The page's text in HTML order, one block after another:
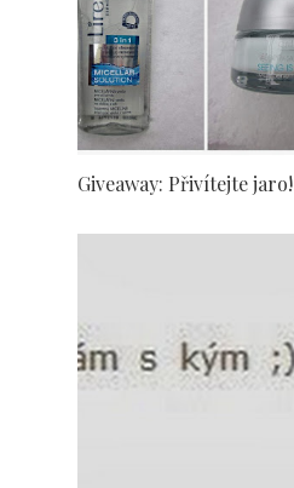
Giveaway: Přivítejte jaro!